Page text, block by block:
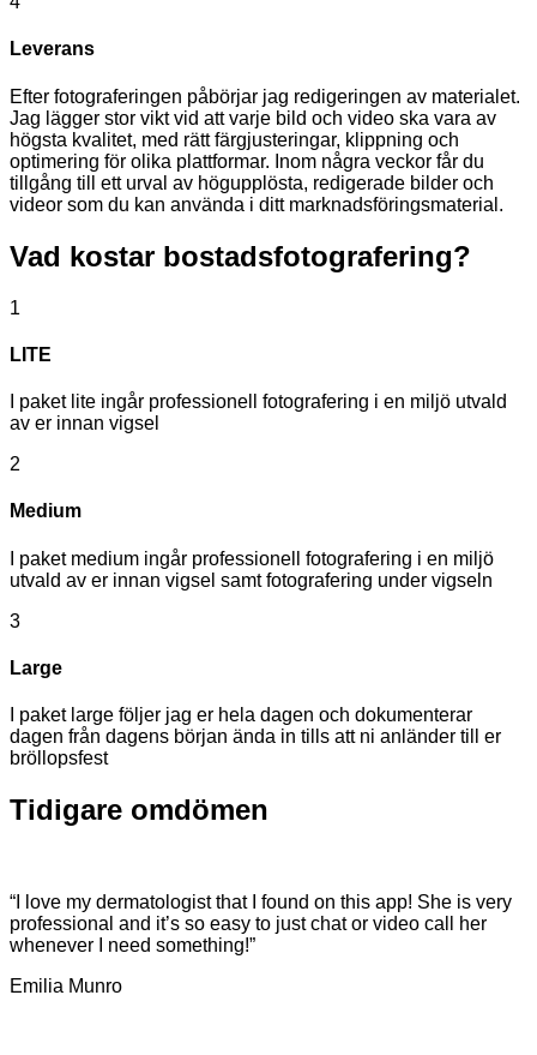
Leverans
Efter fotograferingen påbörjar jag redigeringen av materialet.
Jag lägger stor vikt vid att varje bild och video ska vara av
högsta kvalitet, med rätt färgjusteringar, klippning och
optimering för olika plattformar. Inom några veckor får du
tillgång till ett urval av högupplösta, redigerade bilder och
videor som du kan använda i ditt marknadsföringsmaterial.
Vad kostar bostadsfotografering?
1
LITE
I paket lite ingår professionell fotografering i en miljö utvald
av er innan vigsel
2
Medium
I paket medium ingår professionell fotografering i en miljö
utvald av er innan vigsel samt fotografering under vigseln
3
Large
I paket large följer jag er hela dagen och dokumenterar
dagen från dagens början ända in tills att ni anländer till er
bröllopsfest
Tidigare omdömen
“I love my dermatologist that I found on this app! She is very
professional and it’s so easy to just chat or video call her
whenever I need something!”
Emilia Munro